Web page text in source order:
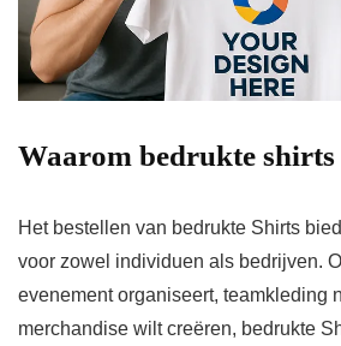
Waarom bedrukte shirts
Het bestellen van bedrukte Shirts
voor zowel individuen als bedrijven.
evenement organiseert, teamkleding
merchandise wilt creëren, bedrukte